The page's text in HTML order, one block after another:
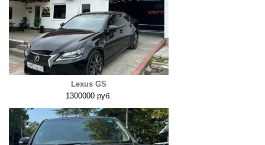
Lexus GS
1300000 руб.